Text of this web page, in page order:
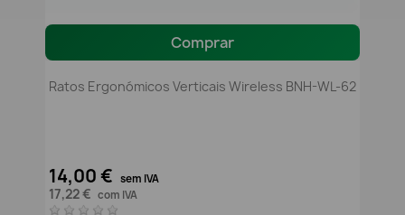
Comprar
Ratos Ergonómicos Verticais Wireless BNH-WL-62
14,00 € sem IVA
17,22 € com IVA